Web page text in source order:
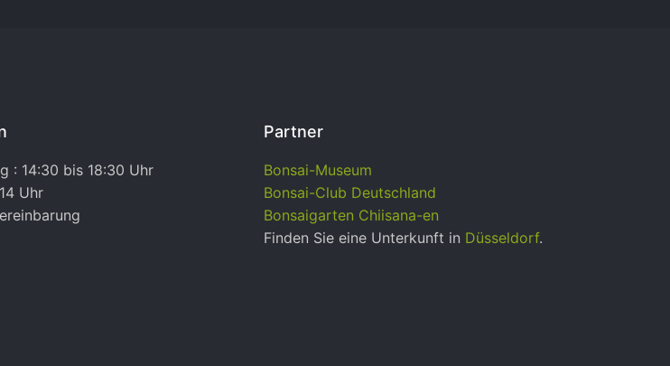
: 14:30 bis 18:30 Uhr
Uhr
Partner
Bonsai-Museum
Bonsai-Club Deutschland
Bonsaigarten Chiisana-en
Finden Sie eine Unterkunft in Düsseldorf.